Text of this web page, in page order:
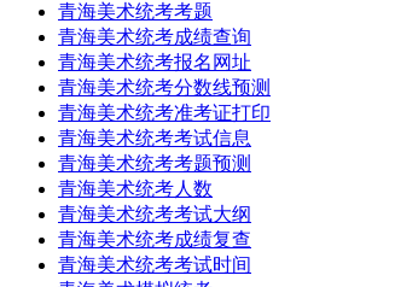
青海美术统考考题
青海美术统考成绩查询
青海美术统考报名网址
青海美术统考分数线预测
青海美术统考准考证打印
青海美术统考考试信息
青海美术统考考题预测
青海美术统考人数
青海美术统考考试大纲
青海美术统考成绩复查
青海美术统考考试时间